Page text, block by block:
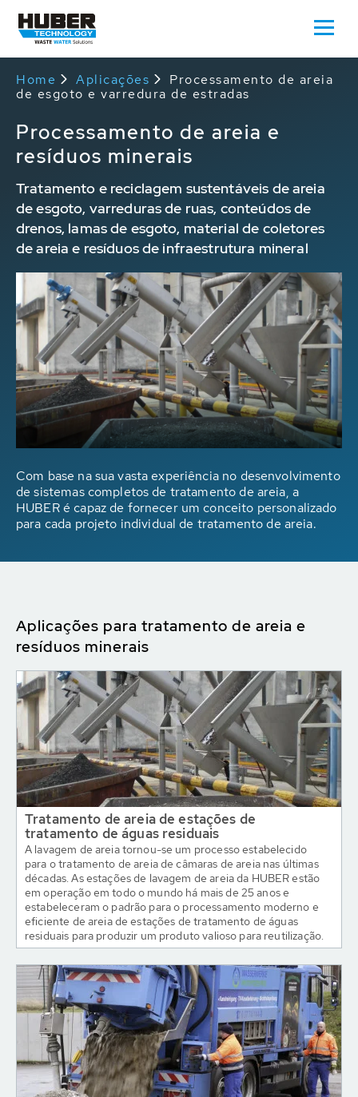
Home Aplicações
Processamento de areia
de esgoto e varredura de estradas
Processamento de areia e
resíduos minerais
Tratamento e reciclagem sustentáveis de areia
de esgoto, varreduras de ruas, conteúdos de
drenos, lamas de esgoto, material de coletores
de areia e resíduos de infraestrutura mineral
Com base na sua vasta experiência no desenvolvimento
de sistemas completos de tratamento de areia, a
HUBER é capaz de fornecer um conceito personalizado
para cada projeto individual de tratamento de areia.
Aplicações para tratamento de areia e
resíduos minerais
Tratamento de areia de estações de
tratamento de águas residuais
A lavagem de areia tornou-se um processo estabelecido
para o tratamento de areia de câmaras de areia nas últimas
décadas. As estações de lavagem de areia da HUBER estão
em operação em todo o mundo há mais de 25 anos e
estabeleceram o padrão para o processamento moderno e
eficiente de areia de estações de tratamento de águas
residuais para produzir um produto valioso para reutilização.